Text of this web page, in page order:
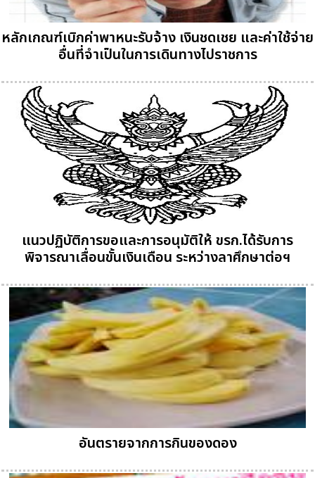
หลักเกณฑ์เบิกค่าพาหนะรับจ้าง เงินชดเชย และค่าใช้จ่าย
อื่นที่จำเป็นในการเดินทางไปราชการ
แนวปฏิบัติการขอและการอนุมัติให้ ขรก.ได้รับการ
พิจารณาเลื่อนขั้นเงินเดือน ระหว่างลาศึกษาต่อฯ
อันตรายจากการกินของดอง